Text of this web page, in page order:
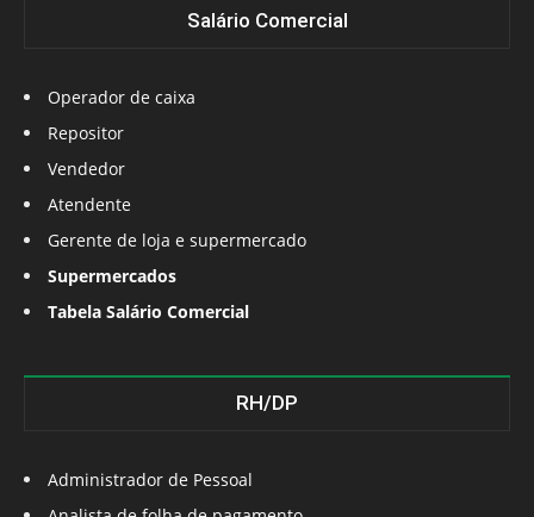
Salário Comercial
Operador de caixa
Repositor
Vendedor
Atendente
Gerente de loja e supermercado
Supermercados
Tabela Salário Comercial
RH/DP
Administrador de Pessoal